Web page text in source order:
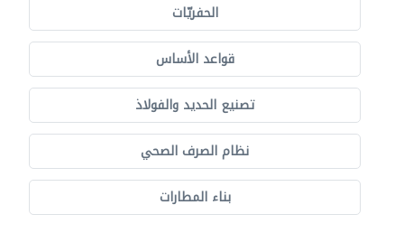
الحفريّات
قواعد الأساس
تصنيع الحديد والفولاذ
نظام الصرف الصحي
بناء المطارات